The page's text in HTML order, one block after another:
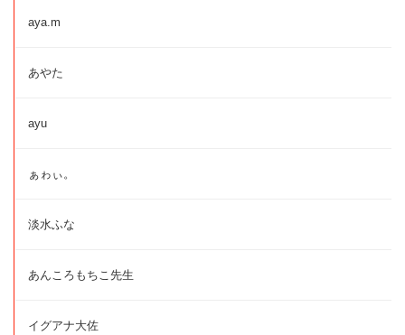
aya.m
あやた
ayu
ぁゎぃ。
淡水ふな
あんころもちこ先生
イグアナ大佐